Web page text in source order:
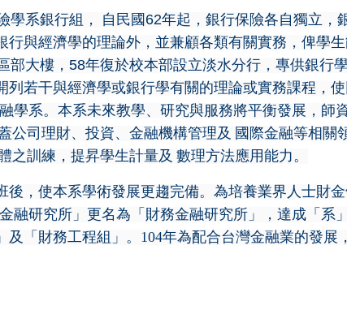
學系銀行組， 自民國 62年起，銀行保險各自獨立，
與經濟學的理論外，並兼顧各類有關實務，俾學
部大樓， 58年復於校本部設立淡水分行，專供銀行
若干與經濟學或銀行學有關的理論或實務課程，
學系。本系未來教學、研究與服務將平衡發展，師
公司理財、投資、金融機構管理及 國際金融等相關
之訓練，提昇學生計量及 數理方法應用能力。
，使本系學術發展更趨完備。為培養業界人士財
融研究所」更名為「財務金融研究所」，達成「
「財務工程組」。104年為配合台灣金融業的發